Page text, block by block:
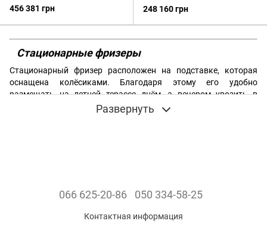
456 381 грн 248 160 грн
Стационарные фризеры
Стационарный фризер расположен на подставке, которая
оснащена колёсиками. Благодаря этому его удобно
размещать на летней терассе днём, а вечером увозить в
помещение. Вес всей конструкции получается довольно
большой, поэтому лучше всего если у вас не будет высоких
террасах, в палатках, с чем идеально и справляется. Если же
можно отнести функцию ночного хранения, что избавит вас от
Развернуть
066 625-20-86 050 334-58-25
Контактная информация